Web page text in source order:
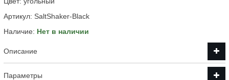
Артикул: SaltShaker-Black
Наличие: Нет в наличии
Описание
Параметры